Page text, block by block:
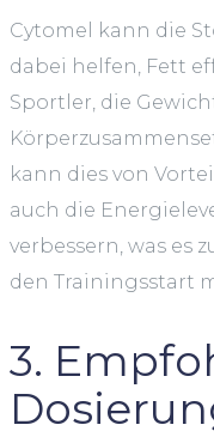
Cytomel kann die
dabei helfen, Fett
Sportler, die
kann dies von
auch die
verbessern, was es
den Trainingsstart
3.